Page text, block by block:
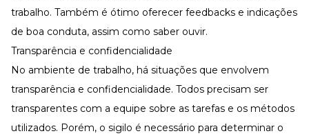
trabalho. Também é ótimo oferecer feedbacks e indicações
de boa conduta, assim como saber ouvir.
Transparência e confidencialidade
No ambiente de trabalho, há situações que envolvem
transparência e confidencialidade. Todos precisam ser
transparentes com a equipe sobre as tarefas e os métodos
utilizados. Porém, o sigilo é necessário para determinar o